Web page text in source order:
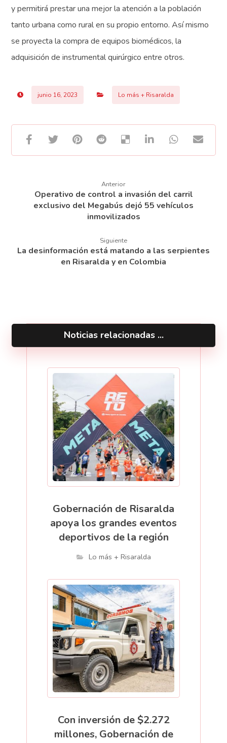
y permitirá prestar una mejor la atención a la población
tanto urbana como rural en su propio entorno. Así mismo
se proyecta la compra de equipos biomédicos, la
adquisición de instrumental quirúrgico entre otros.
junio 16, 2023 Lo más + Risaralda
Anterior
Operativo de control a invasión del carril
exclusivo del Megabús dejó 55 vehículos
inmovilizados
Siguiente
La desinformación está matando a las serpientes
en Risaralda y en Colombia
Noticias relacionadas ...
Gobernación de Risaralda
apoya los grandes eventos
deportivos de la región
Lo más + Risaralda
Con inversión de $2.272
millones, Gobernación de